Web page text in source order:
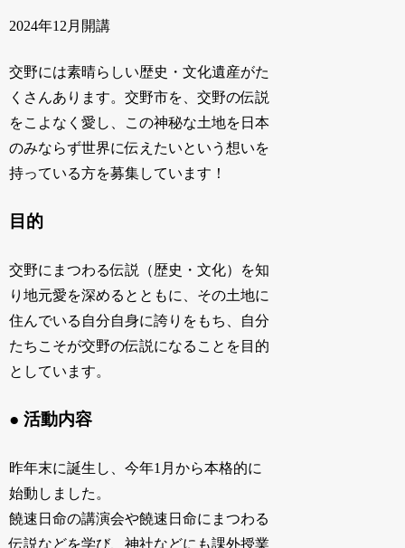
2024年12月開講
交野には素晴らしい歴史・文化遺産がた
くさんあります。交野市を、交野の伝説
をこよなく愛し、この神秘な土地を日本
のみならず世界に伝えたいという想いを
持っている方を募集しています！
目的
交野にまつわる伝説（歴史・文化）を知
り地元愛を深めるとともに、その土地に
住んでいる自分自身に誇りをもち、自分
たちこそが交野の伝説になることを目的
としています。
● 活動内容
昨年末に誕生し、今年1月から本格的に
始動しました。
饒速日命の講演会や饒速日命にまつわる
伝説などを学び、神社などにも課外授業